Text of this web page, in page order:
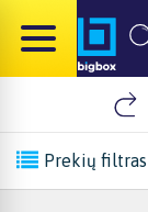
Prekių filtras